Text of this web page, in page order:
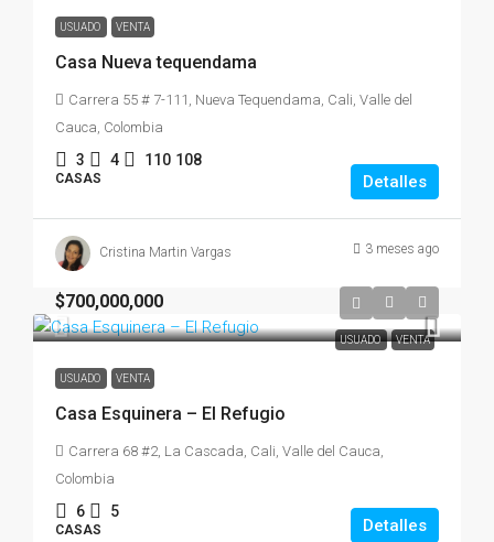
USUADO VENTA
Casa Nueva tequendama
Carrera 55 # 7-111, Nueva Tequendama, Cali, Valle del
Cauca, Colombia
3 4 110 108
CASAS Detalles
Cristina Martin Vargas 3 meses ago
USUADO VENTA
$700,000,000
USUADO VENTA
Casa Esquinera – El Refugio
Carrera 68 #2, La Cascada, Cali, Valle del Cauca,
Colombia
6 5
CASAS Detalles